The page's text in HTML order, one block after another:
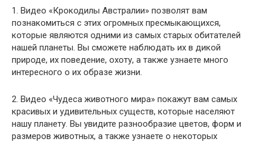
1. Видео «Крокодилы Австралии» позволят вам
познакомиться с этих огромных пресмыкающихся,
которые являются одними из самых старых обитателей
нашей планеты. Вы сможете наблюдать их в дикой
природе, их поведение, охоту, а также узнаете много
интересного о их образе жизни.
2. Видео «Чудеса животного мира» покажут вам самых
красивых и удивительных существ, которые населяют
нашу планету. Вы увидите разнообразие цветов, форм и
размеров животных, а также узнаете о некоторых